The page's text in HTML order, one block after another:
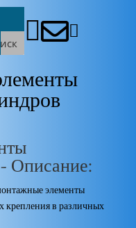

Описание:
элементы
крепления в различных